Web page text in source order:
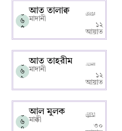
০
৬
৫
আত তালাক্ব
মাদানী
১২
আয়াত
০
৬
৬
আত তাহরীম
মাদানী
১২
আয়াত
০
৬
৭
আল মুলক
মাক্কী
৩০